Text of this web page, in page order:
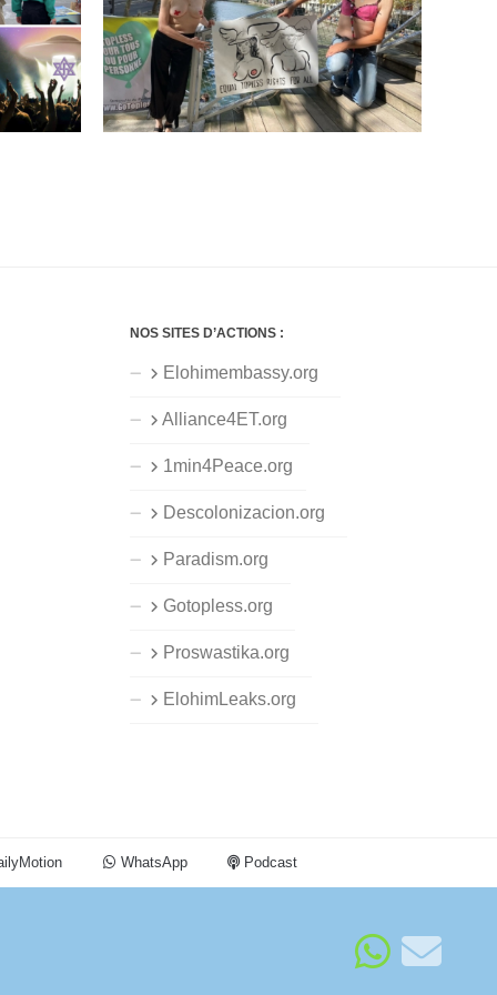
NOS SITES D’ACTIONS :
Elohimembassy.org
Alliance4ET.org
1min4Peace.org
Descolonizacion.org
Paradism.org
Gotopless.org
Proswastika.org
ElohimLeaks.org
WhatsApp Podcast